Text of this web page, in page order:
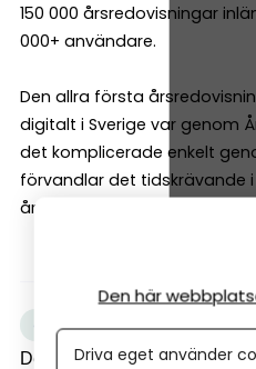
150 000 årsredovisningar
000+ användare.
Den allra första
digitalt i Sverige var genom
det komplicerade enkelt
förvandlar det tidskrävande
årsredovisningar till något
annons Deklarationen
+3
Dela artikeln
Den här
Driva eget använder